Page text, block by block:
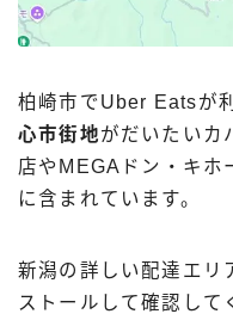
柏崎市でUber Eatsが
心市街地がだいたいカ
店やMEGAドン・キホ
に含まれています。
新潟の詳しい配達エリ
ストールして確認して